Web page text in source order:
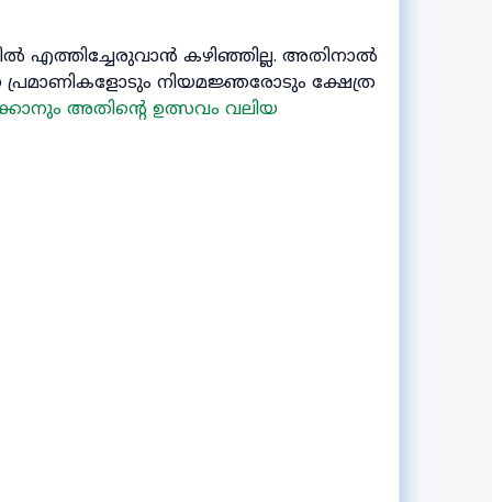
കഴിഞ്ഞില്ല. അതിനാൽ
നിയമജ്ഞരോടും ക്ഷേത്ര
അതിന്റെ ഉത്സവം വലിയ